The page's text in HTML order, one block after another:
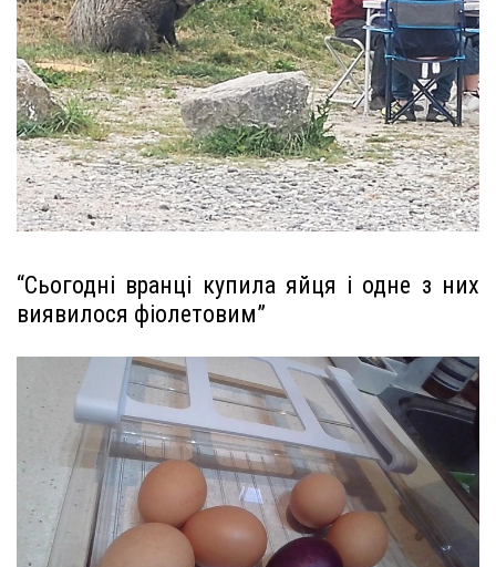
“Сьогодні вранці купила яйця і одне з них
виявилося фіолетовим”